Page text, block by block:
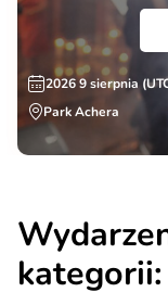
2026 9 sierpnia
Park Achera
kategorii: